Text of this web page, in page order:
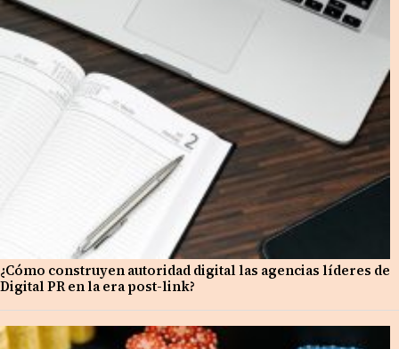
¿Cómo construyen autoridad digital las agencias líderes de
Digital PR en la era post-link?